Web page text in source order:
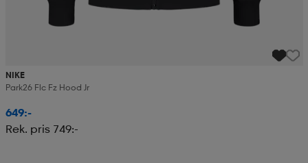
NIKE
Park26 Flc Fz Hood Jr
649:-
Rek. pris 749:-